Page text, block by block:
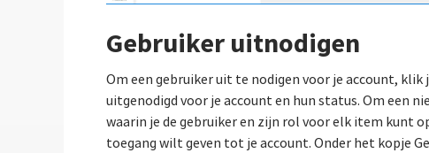
Gebruiker uitnodigen
Om een gebruiker uit te nodigen voor je account,
uitgenodigd voor je account en hun status. Om een
waarin je de gebruiker en zijn rol voor elk item kunt
toegang wilt geven tot je account. Onder het kopje